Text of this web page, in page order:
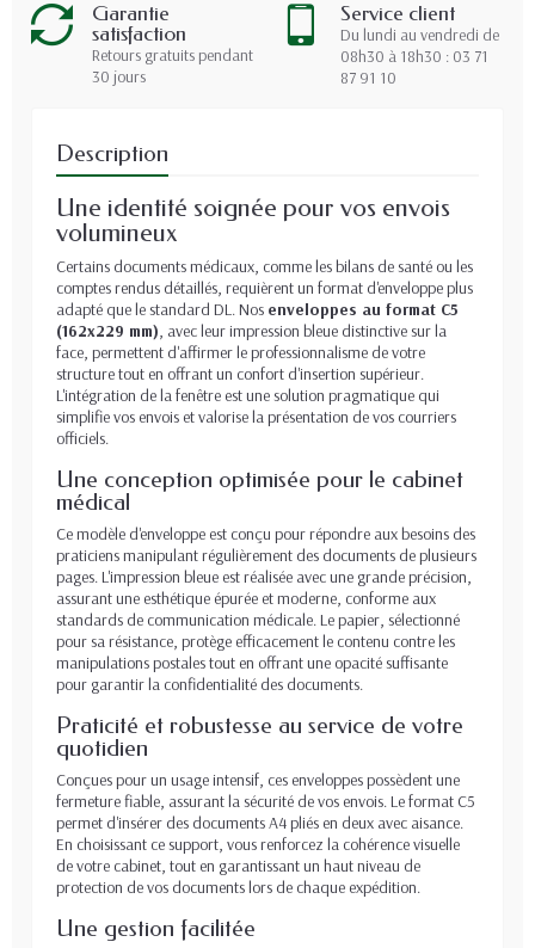
Garantie
satisfaction
Retours gratuits pendant
30 jours
Service client
Du lundi au vendredi de
08h30 à 18h30 : 03 71
87 91 10
Description
Une identité soignée pour vos envois
volumineux
Certains documents médicaux, comme les bilans de santé ou les
comptes rendus détaillés, requièrent un format d'enveloppe plus
adapté que le standard DL. Nos enveloppes au format C5
(162x229 mm), avec leur impression bleue distinctive sur la
face, permettent d'affirmer le professionnalisme de votre
structure tout en offrant un confort d'insertion supérieur.
L'intégration de la fenêtre est une solution pragmatique qui
simplifie vos envois et valorise la présentation de vos courriers
officiels.
Une conception optimisée pour le cabinet
médical
Ce modèle d'enveloppe est conçu pour répondre aux besoins des
praticiens manipulant régulièrement des documents de plusieurs
pages. L'impression bleue est réalisée avec une grande précision,
assurant une esthétique épurée et moderne, conforme aux
standards de communication médicale. Le papier, sélectionné
pour sa résistance, protège efficacement le contenu contre les
manipulations postales tout en offrant une opacité suffisante
pour garantir la confidentialité des documents.
Praticité et robustesse au service de votre
quotidien
Conçues pour un usage intensif, ces enveloppes possèdent une
fermeture fiable, assurant la sécurité de vos envois. Le format C5
permet d'insérer des documents A4 pliés en deux avec aisance.
En choisissant ce support, vous renforcez la cohérence visuelle
de votre cabinet, tout en garantissant un haut niveau de
protection de vos documents lors de chaque expédition.
Une gestion facilitée